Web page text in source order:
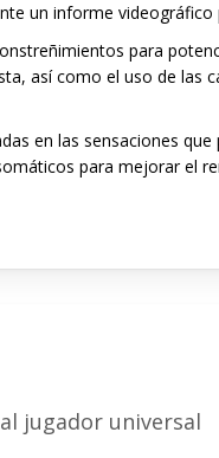
un informe videográfico
para
así como el uso de las
en las sensaciones
para mejorar el
jugador universal